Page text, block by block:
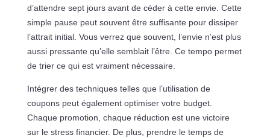
d’attendre sept jours avant de céder à cette envie. Cette
simple pause peut souvent être suffisante pour dissiper
l’attrait initial. Vous verrez que souvent, l’envie n’est plus
aussi pressante qu’elle semblait l’être. Ce tempo permet
de trier ce qui est vraiment nécessaire.
Intégrer des techniques telles que l’utilisation de
coupons peut également optimiser votre budget.
Chaque promotion, chaque réduction est une victoire
sur le stress financier. De plus, prendre le temps de